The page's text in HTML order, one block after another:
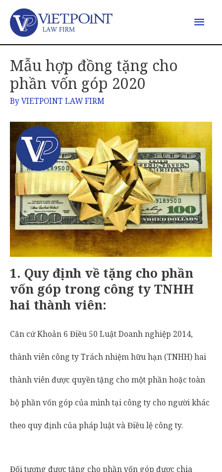
Mẫu hợp đồng tặng cho
phần vốn góp 2020
ByVIETPOINT LAW FIRM
1. Quy định về tặng cho phần
vốn góp trong công ty TNHH
hai thành viên:
Căn cứ Khoản 6 Điều 50 Luật Doanh nghiệp 2014,
thành viên công ty Trách nhiệm hữu hạn (TNHH) hai
thành viên được quyền tặng cho một phần hoặc toàn
bộ phần vốn góp của mình tại công ty cho người khác
theo quy định của pháp luật và Điều lệ công ty.
Đối tượng được tặng cho phần vốn góp được chia